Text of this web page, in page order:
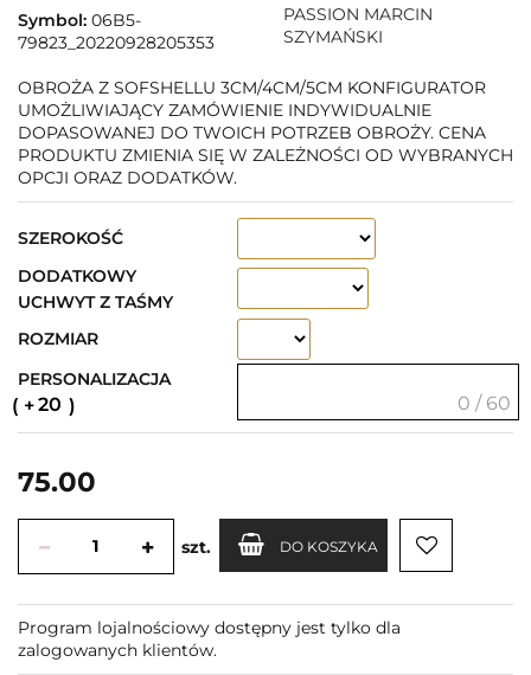
Symbol: 06B5-
79823_20220928205353
PASSION MARCIN
SZYMAŃSKI
OBROŻA Z SOFSHELLU 3CM/4CM/5CM KONFIGURATOR
UMOŻLIWIAJĄCY ZAMÓWIENIE INDYWIDUALNIE
DOPASOWANEJ DO TWOICH POTRZEB OBROŻY. CENA
PRODUKTU ZMIENIA SIĘ W ZALEŻNOŚCI OD WYBRANYCH
OPCJI ORAZ DODATKÓW.
SZEROKOŚĆ
DODATKOWY
UCHWYT Z TAŚMY
ROZMIAR
PERSONALIZACJA
20 0 / 60
75.00
szt. DO KOSZYKA
Program lojalnościowy dostępny jest tylko dla
zalogowanych klientów.